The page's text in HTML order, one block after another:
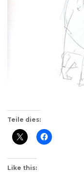
Teile dies:
Like this: